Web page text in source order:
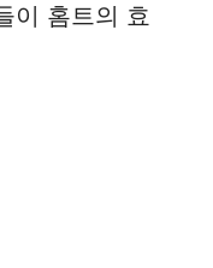
이 홈트의 효